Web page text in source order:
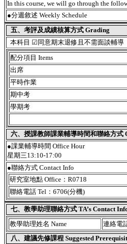
In this course, we will go through the
●分週敘述 Weekly Schedule
五、考評及成績核算方式 Grading
本科目 ☑同意期末退修且不需面談輔導
配分項目 Items
出席
平時作業
期中考
學期考
六、授課教師課業輔導時間和聯絡方式
●課業輔導時間 Office Hour
星期三13:10-17:00
●聯絡方式 Contact Info
研究室地點 Office：R0718
聯絡電話 Tel：6706(分機)
七、教學助理聯絡方式 TA’s Contact
教學助理姓名 Name
連絡電
八、建議先修課程 Suggested